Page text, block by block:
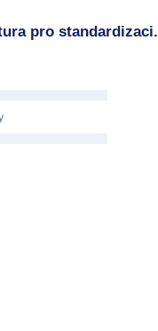
pro standardizaci.